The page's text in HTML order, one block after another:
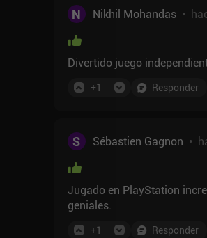
N Nikhil Mohandas•
Divertido juego
+1 Responder
S Sébastien Gagnon •
Jugado en PlayStation
geniales.
+1 Responder